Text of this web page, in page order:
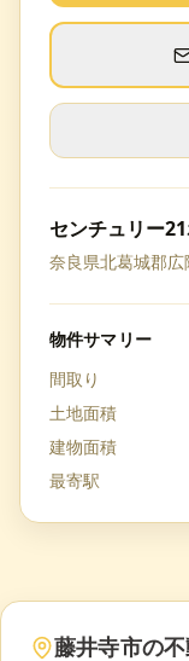
センチュリー
奈良県北葛城郡広
物件サマリー
間取り
土地面積
建物面積
最寄駅
藤井寺市の